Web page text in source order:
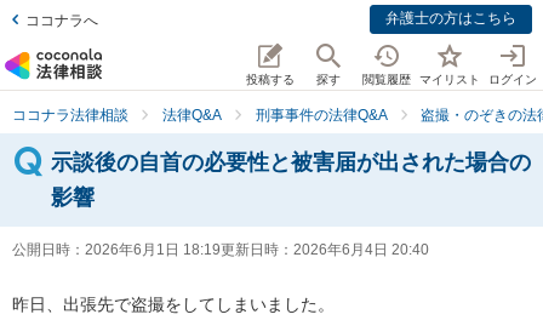
ココナラへ 弁護士の方はこちら
投稿する 探す 閲覧履歴 マイリスト ログイン
ココナラ法律相談 法律Q&A 刑事事件の法律Q&A 盗撮・のぞきの法
示談後の自首の必要性と被害届が出された場合の
影響
公開日時： 2026年6月1日 18:19更新日時： 2026年6月4日 20:40
昨日、出張先で盗撮をしてしまいました。